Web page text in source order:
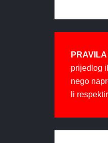
prijedlog
nego
li